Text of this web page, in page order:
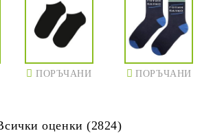
ПОРЪЧАНИ ПОРЪЧАНИ
оценки (2824)